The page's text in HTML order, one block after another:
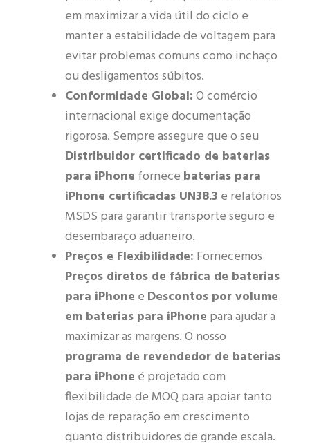
em maximizar a vida útil do ciclo e
manter a estabilidade de voltagem para
evitar problemas comuns como inchaço
ou desligamentos súbitos.
Conformidade Global:O comércio
internacional exige documentação
rigorosa. Sempre assegure que o seu
Distribuidor certificado de baterias
para iPhone fornece baterias para
iPhone certificadas UN38.3 e relatórios
MSDS para garantir transporte seguro e
desembaraço aduaneiro.
Preços e Flexibilidade: Fornecemos
Preços diretos de fábrica de baterias
para iPhone e Descontos por volume
em baterias para iPhone para ajudar a
maximizar as margens. O nosso
programa de revendedor de baterias
para iPhone é projetado com
flexibilidade de MOQ para apoiar tanto
lojas de reparação em crescimento
quanto distribuidores de grande escala.